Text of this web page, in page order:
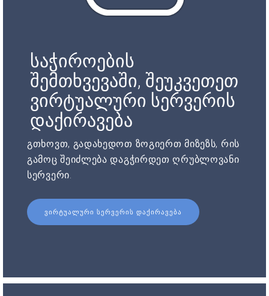
საჭიროების
შემთხვევაში, შეუკვეთეთ
ვირტუალური სერვერის
დაქირავება
გთხოვთ, გადახედოთ ზოგიერთ მიზეზს, რის
გამოც შეიძლება დაგჭირდეთ ღრუბლოვანი
სერვერი.
ᲕᲘᲠᲢᲣᲐᲚᲣᲠᲘ ᲡᲔᲠᲕᲔᲠᲘᲡ ᲓᲐᲥᲘᲠᲐᲕᲔᲑᲐ